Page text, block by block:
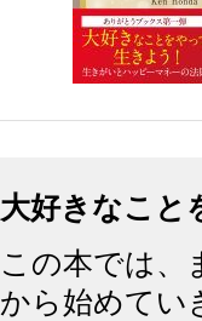
大好きなこと
この本では、
から始めてい